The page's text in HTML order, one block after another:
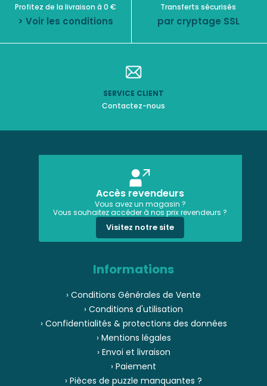
Profitez de la livraison à 0 €
> Voir les conditions
Transferts sécurisés
par cryptage SSL
SERVICE CLIENT
Contactez-nous
Accès revendeurs
Vous avez un magasin ?
Vous souhaitez accéder à nos prix revendeurs ?
Visitez notre site
Informations
› Conditions Générales de Vente
› Conditions d'utilisation
› Confidentialités & protections des données
› Mentions légales
› Envoi et livraison
› Paiement
› Pièces de puzzle manquantes ?